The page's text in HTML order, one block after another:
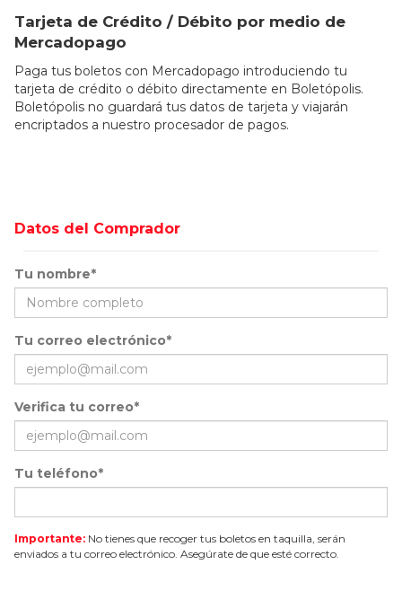
Tarjeta de Crédito / Débito por medio de
Mercadopago
Paga tus boletos con Mercadopago introduciendo tu
tarjeta de crédito o débito directamente en Boletópolis.
Boletópolis no guardará tus datos de tarjeta y viajarán
encriptados a nuestro procesador de pagos.
Datos del Comprador
Tu nombre*
Tu correo electrónico*
Verifica tu correo*
Tu teléfono*
Importante: No tienes que recoger tus boletos en taquilla, serán
enviados a tu correo electrónico. Asegúrate de que esté correcto.